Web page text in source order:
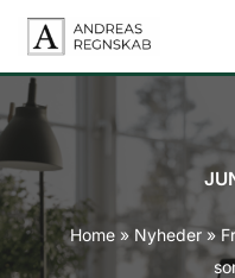
til
indhold
Home» Nyheder»